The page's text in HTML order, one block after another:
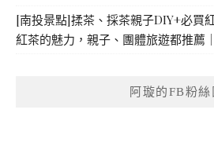
[南投景點]揉茶、採茶親子DIY+必買
紅茶的魅力，親子、團體旅遊都推薦
阿璇的FB粉絲